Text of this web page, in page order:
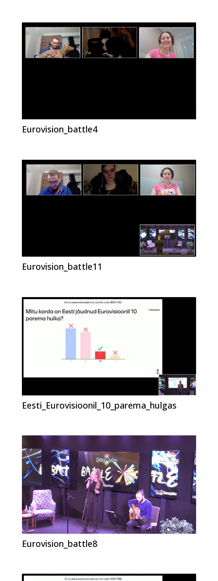
Eurovision_battle4
Eurovision_battle11
Eesti_Eurovisioonil_10_parema_hulgas
Eurovision_battle8